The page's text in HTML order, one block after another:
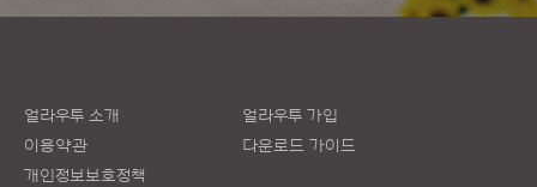
얼라우투 소개
이용약관
개인정보보호정책
얼라우투 가입
다운로드 가이드